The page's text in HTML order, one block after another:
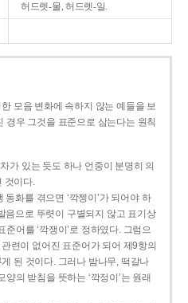
허드렛-물, 허드렛-일.
모음 변화에 속하지 않는 예들을 보
경우 그것을 표준으로 삼는다는 원칙
가 있는 듯도 하나 언중이 분명히 의
것이다.
동화를 겪으면 ‘깍젱이’가 되어야 하
음으로 뚜렷이 구별되지 않고 표기상
준어를 ‘깍쟁이’로 정하였다. 그럼으
련이 없어진 표준어가 되어 제9항의
된 것이다. 그러나 밤나무, 떡갈나
의 받침을 뜻하는 ‘깍정이’는 원래